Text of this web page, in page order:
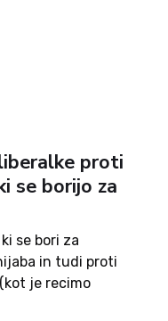
proti
se borijo za
se bori za
in tudi proti
je recimo